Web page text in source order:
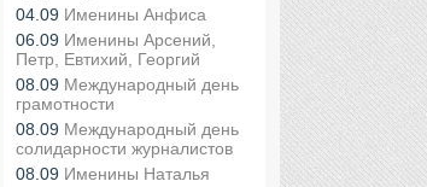
04.09 Именины Анфиса
06.09 Именины Арсений,
Петр, Евтихий, Георгий
08.09 Международный день
грамотности
08.09 Международный день
солидарности журналистов
08.09 Именины Наталья